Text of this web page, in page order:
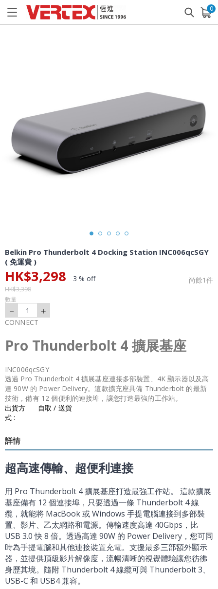
0
已加入購物車 查看
Belkin Pro Thunderbolt 4 Docking Station INC006qcSGY
( 免運費 )
HK$3,298 3 % off 尚餘1件
HK$3,398
數量
－ 1 ＋
CONNECT
Pro Thunderbolt 4 擴展基座
INC006qcSGY
透過 Pro Thunderbolt 4 擴展基座連接多部裝置、4K 顯示器以及高
達 90W 的 Power Delivery。這款擴充座具備 Thunderbolt 的最新
技術，備有 12 個便利的連接埠，讓您打造最強的工作站。
出貨方
式 :
自取 / 送貨
詳情
超高速傳輸、超便利連接
用 Pro Thunderbolt 4 擴展基座打造最強工作站。 這款擴展
基座備有 12 個連接埠，只要透過一條 Thunderbolt 4 線
纜，就能將 MacBook 或 Windows 手提電腦連接到多部裝
置、影片、乙太網路和電源。傳輸速度高達 40Gbps，比
USB 3.0 快 8 倍。透過高達 90W 的 Power Delivery，您可同
時為手提電腦和其他連接裝置充電。支援最多三部額外顯示
器，並提供頂級影片解像度，流暢清晰的視覺體驗讓您彷彿
身歷其境。隨附 Thunderbolt 4 線纜可與 Thunderbolt 3、
USB-C 和 USB4 兼容。